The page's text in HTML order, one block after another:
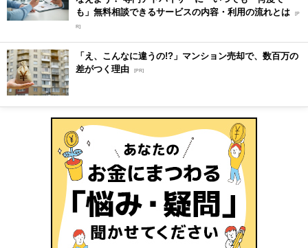
も」無料相談できるサービスの内容・利用の流れとは [P
R]
「え、こんなに違うの!?」マンション売却で、数百万の
差がつく理由 [PR]